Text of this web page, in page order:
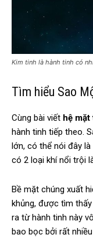
Kim tinh là hành tinh có
Tìm hiểu Sao
Cùng bài viết hệ
hành tinh tiếp theo.
lớn, có thể nói đây
có 2 loại khí nổi trội
Bề mặt chúng xuất
khủng, được tìm
ra từ hành tinh này
bao bọc bởi rất